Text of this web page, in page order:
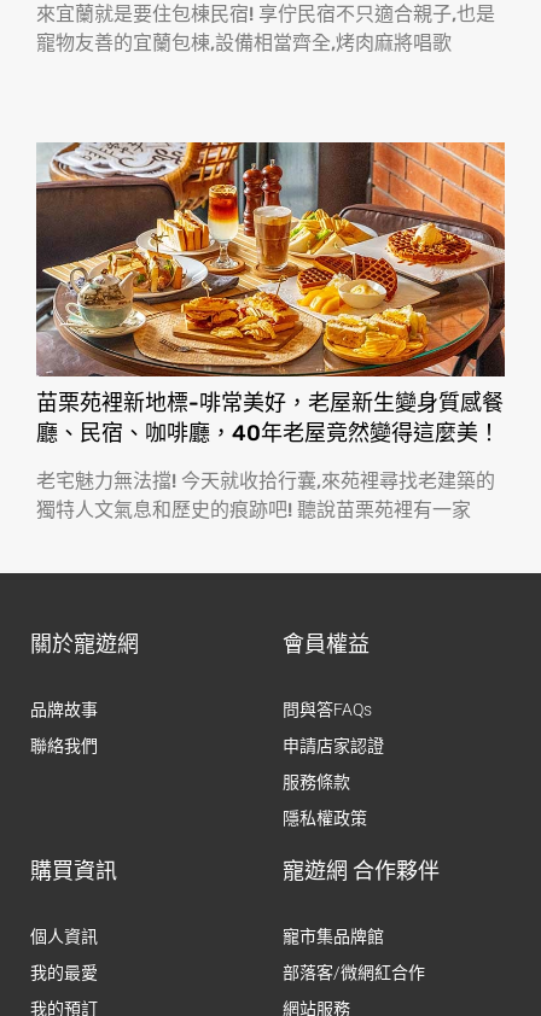
來宜蘭就是要住包棟民宿! 享佇民宿不只適合親子,也是
寵物友善的宜蘭包棟,設備相當齊全,烤肉麻將唱歌
苗栗苑裡新地標-啡常美好，老屋新生變身質感餐
廳、民宿、咖啡廳，40年老屋竟然變得這麼美！
老宅魅力無法擋! 今天就收拾行囊,來苑裡尋找老建築的
獨特人文氣息和歷史的痕跡吧! 聽說苗栗苑裡有一家
關於寵遊網
品牌故事
聯絡我們
會員權益
問與答FAQs
申請店家認證
服務條款
隱私權政策
購買資訊
個人資訊
我的最愛
我的預訂
寵遊網 合作夥伴
寵市集品牌館
部落客/微網紅合作
網站服務